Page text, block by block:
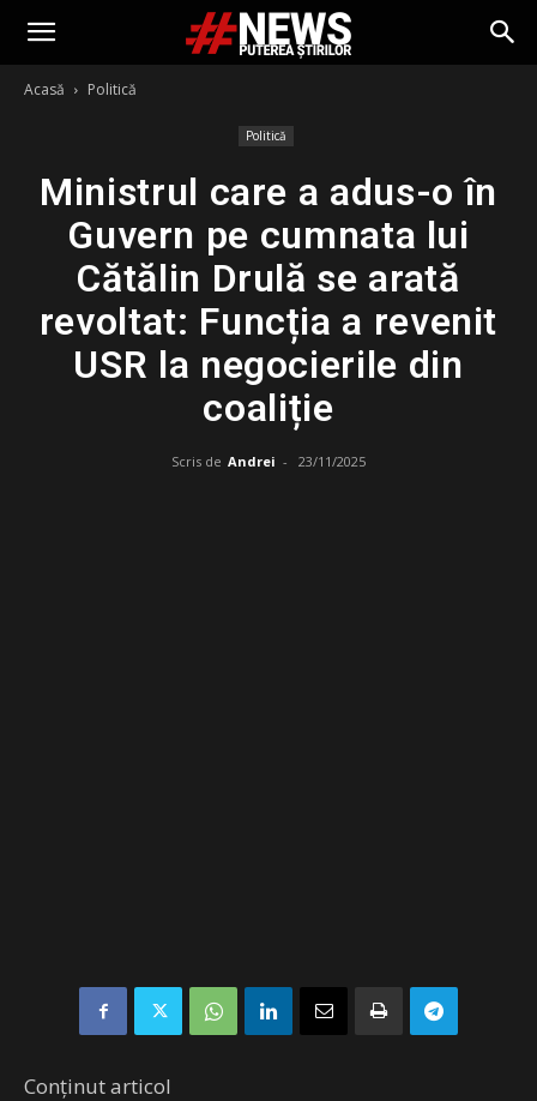
Acasă Politică
Politică
Ministrul care a adus-o în
Guvern pe cumnata lui
Cătălin Drulă se arată
revoltat: Funcția a revenit
USR la negocierile din
coaliție
Scris de Andrei - 23/11/2025
Conținut articol